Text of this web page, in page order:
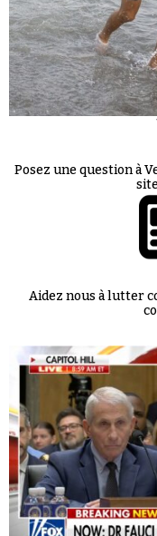
Posez une question à
Aidez nous à lutter